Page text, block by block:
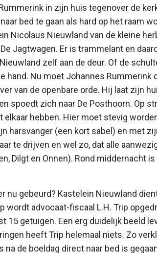
in zijn huis tegenover de
bed te gaan als hard op het raam
Nicolaus Nieuwland van de kleine
Jagtwagen. Er is trammelant en
zelf aan de deur. Of de
hand. Nu moet Johannes
van de openbare orde. Hij laat zijn
spoedt zich naar De Posthoorn. Op
elkaar hebben. Hier moet stevig
harsvanger (een kort sabel) en met
te drijven en wel zo, dat alle
Dilgt en Onnen). Rond middernacht
nu gebeurd? Kastelein Nieuwland
wordt advocaat-fiscaal L.H. Trip
15 getuigen. Een erg duidelijk beeld
heeft Trip helemaal niets. Zo
na de boeldag direct naar bed is